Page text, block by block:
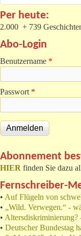
Per heute:
2.000 + 739
Abo-Login
Benutzername *
Passwort *
Abonnement
HIER finden Sie dazu
Fernschreiber-
• Auf Flügeln von
• „Wild. Verwegen.“ -
•
• Deutscher Bundestag